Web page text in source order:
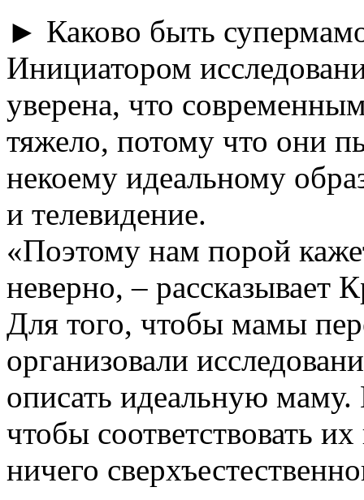
► Каково быть
Инициатором
уверена, что
тяжело, потому что они
некоему идеальному
и телевидение.
«Поэтому нам порой
неверно, – рассказывает
Для того, чтобы мамы
организовали
описать идеальную
чтобы соответствовать
ничего